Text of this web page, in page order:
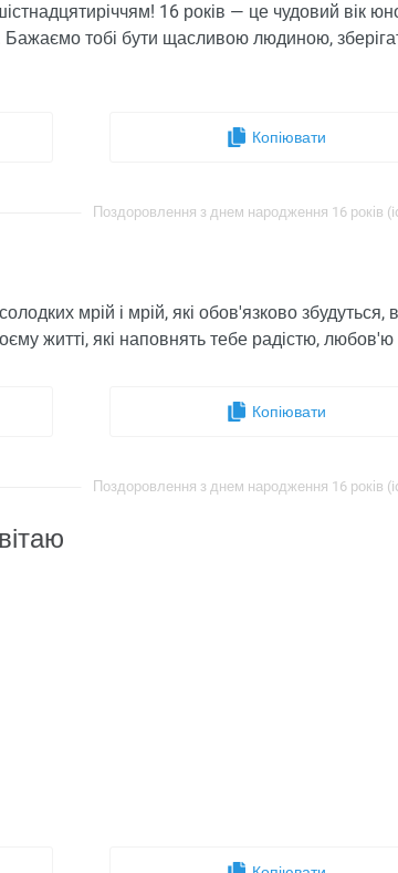
16 років — це чудовий вік
Бажаємо тобі бути щасливою людиною,
Копіювати
Поздоровлення з днем ​​народження 16 років
мрій і мрій, які обов'язково збудуться,
житті, які наповнять тебе радістю, любов'ю
Копіювати
Поздоровлення з днем ​​народження 16 років